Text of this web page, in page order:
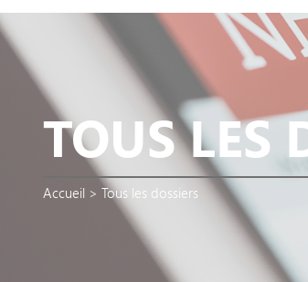
TOUS LES
Accueil > Tous les dossiers